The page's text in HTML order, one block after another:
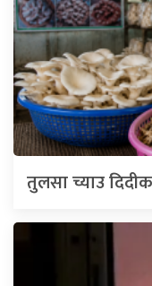
तुलसा च्याउ